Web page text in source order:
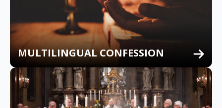
MULTILINGUAL CONFESSION